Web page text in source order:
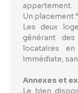
appartement.
Un placement
Les deux
générant
locataires
immédiate,
Annexes et
Le bien